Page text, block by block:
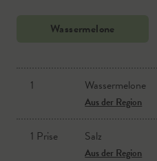
Wassermelone
1 Wassermelone
Aus der Region
1 Prise Salz
Aus der Region
Schafskäse
Aus der Region
Milch
Aus der Region